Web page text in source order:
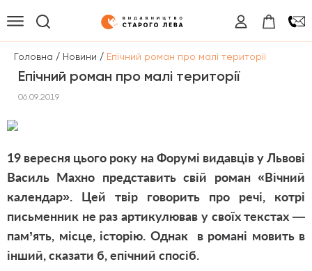
Головна / Новини / Епічний роман про малі території
Епічний роман про малі території
06.09.2019
19 вересня цього року на Форумі видавців у Львові
Василь Махно представить свій роман «Вічний
календар». Цей твір говорить про речі, котрі
письменник не раз артикулював у своїх текстах —
пам’ять, місце, історію. Однак в романі мовить в
інший, сказати б, епічний спосіб.